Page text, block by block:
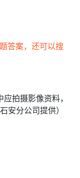
答案，还可以搜
拍摄影像资料，
安分公司提供）